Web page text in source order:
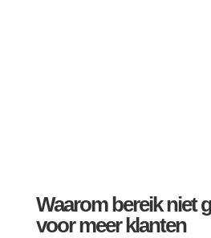
Waarom bereik niet
voor meer klanten